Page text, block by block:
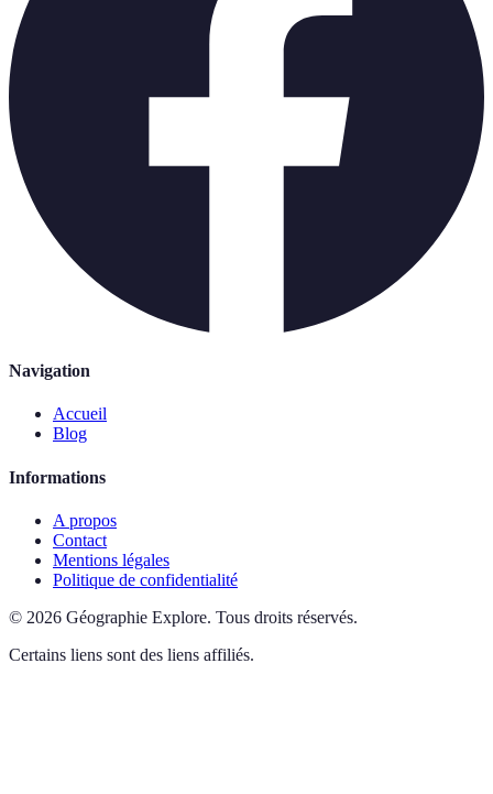
Navigation
Accueil
Blog
Informations
A propos
Contact
Mentions légales
Politique de confidentialité
© 2026 Géographie Explore. Tous droits réservés.
Certains liens sont des liens affiliés.